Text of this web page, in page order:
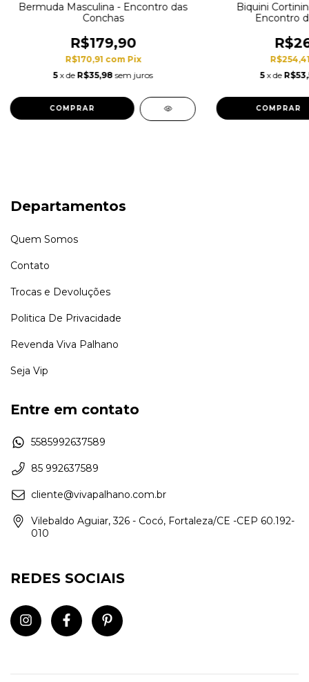
Bermuda Masculina - Encontro das
Conchas
R$179,90
R$170,91 com Pix
5 x de R$35,98 sem juros
COMPRAR
Biquini
Encontro
5 x de
COMPRAR
Departamentos
Quem Somos
Contato
Trocas e Devoluções
Politica De Privacidade
Revenda Viva Palhano
Seja Vip
Entre em contato
5585992637589
85 992637589
cliente@vivapalhano.com.br
Vilebaldo Aguiar, 326 - Cocó, Fortaleza/CE -CEP 60.192-
010
REDES SOCIAIS